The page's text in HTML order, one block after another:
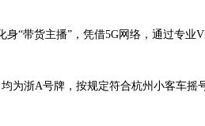
带货主播”，凭借5G网络，通过专业
浙A号牌，按规定符合杭州小客车摇